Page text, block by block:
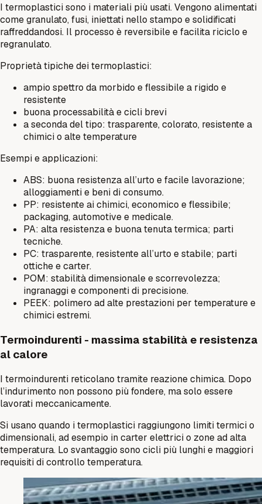
I termoplastici sono i materiali più usati. Vengono alimentati
come granulato, fusi, iniettati nello stampo e solidificati
raffreddandosi. Il processo è reversibile e facilita riciclo e
regranulato.
Proprietà tipiche dei termoplastici:
ampio spettro da morbido e flessibile a rigido e
resistente
buona processabilità e cicli brevi
a seconda del tipo: trasparente, colorato, resistente a
chimici o alte temperature
Esempi e applicazioni:
ABS: buona resistenza all’urto e facile lavorazione;
alloggiamenti e beni di consumo.
PP: resistente ai chimici, economico e flessibile;
packaging, automotive e medicale.
PA: alta resistenza e buona tenuta termica; parti
tecniche.
PC: trasparente, resistente all’urto e stabile; parti
ottiche e carter.
POM: stabilità dimensionale e scorrevolezza;
ingranaggi e componenti di precisione.
PEEK: polimero ad alte prestazioni per temperature e
chimici estremi.
Termoindurenti - massima stabilità e resistenza
al calore
I termoindurenti reticolano tramite reazione chimica. Dopo
l’indurimento non possono più fondere, ma solo essere
lavorati meccanicamente.
Si usano quando i termoplastici raggiungono limiti termici o
dimensionali, ad esempio in carter elettrici o zone ad alta
temperatura. Lo svantaggio sono cicli più lunghi e maggiori
requisiti di controllo temperatura.